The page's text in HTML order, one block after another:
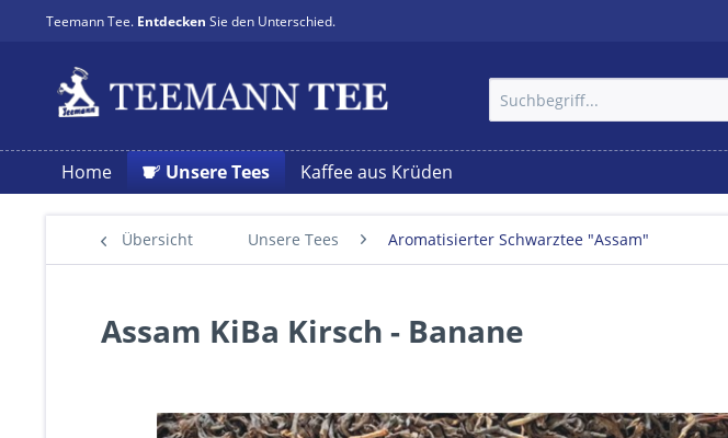
Teemann Tee. Entdecken Sie den Unterschied.
Home Unsere Tees Kaffee aus Krüden
Übersicht Unsere Tees Aromatisierter Schwarztee "Assam"
Assam KiBa Kirsch - Banane